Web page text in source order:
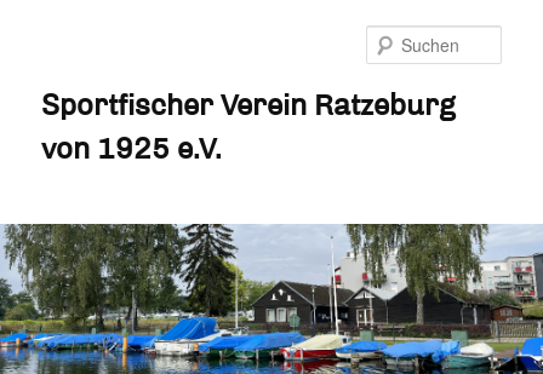
Sportfischer Verein Ratzeburg
von 1925 e.V.